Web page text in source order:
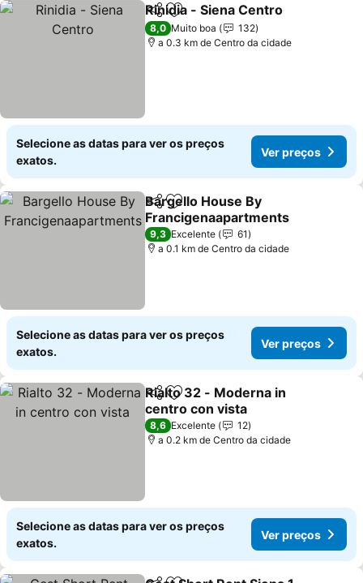
PartilharAdicionar aos favoritos
Rinidia - Siena Centro
8,0 Muito boa
132
a 0.3 km de Centro da cidade
Selecione as datas para ver os preços
exatos.
Ver preços
PartilharAdicionar aos favoritos
Bargello House By
Francigenaapartments
9,3 Excelente
61
a 0.1 km de Centro da cidade
Selecione as datas para ver os preços
exatos.
Ver preços
PartilharAdicionar aos favoritos
Rialto 32 - Moderna in
centro con vista
8,6 Excelente
12
a 0.2 km de Centro da cidade
Selecione as datas para ver os preços
exatos.
Ver preços